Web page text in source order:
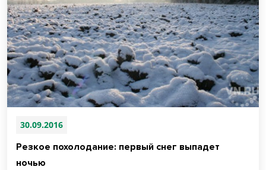
30.09.2016
Резкое похолодание: первый снег выпадет
ночью